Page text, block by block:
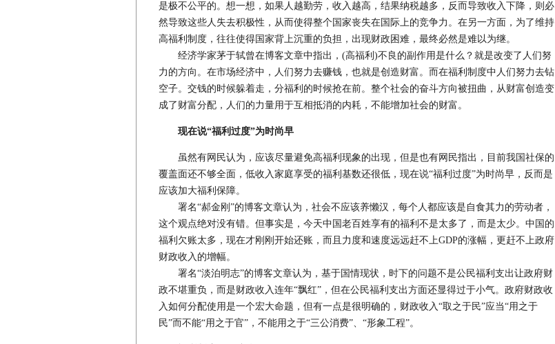
是极不公平的。想一想，如果人越勤劳，收入越高，结果纳税越多，反而导致收入下降，则必
然导致这些人失去积极性，从而使得整个国家丧失在国际上的竞争力。在另一方面，为了维持
高福利制度，往往使得国家背上沉重的负担，出现财政困难，最终必然是难以为继。
经济学家茅于轼曾在博客文章中指出，(高福利)不良的副作用是什么？就是改变了人们努
力的方向。在市场经济中，人们努力去赚钱，也就是创造财富。而在福利制度中人们努力去钻
空子。交钱的时候躲着走，分福利的时候抢在前。整个社会的奋斗方向被扭曲，从财富创造变
成了财富分配，人们的力量用于互相抵消的内耗，不能增加社会的财富。
现在说“福利过度”为时尚早
虽然有网民认为，应该尽量避免高福利现象的出现，但是也有网民指出，目前我国社保的
覆盖面还不够全面，低收入家庭享受的福利基数还很低，现在说“福利过度”为时尚早，反而是
应该加大福利保障。
署名“郝金刚”的博客文章认为，社会不应该养懒汉，每个人都应该是自食其力的劳动者，
这个观点绝对没有错。但事实是，今天中国老百姓享有的福利不是太多了，而是太少。中国的
福利欠账太多，现在才刚刚开始还账，而且力度和速度远远赶不上GDP的涨幅，更赶不上政府
财政收入的增幅。
署名“淡泊明志”的博客文章认为，基于国情现状，时下的问题不是公民福利支出让政府财
政不堪重负，而是财政收入连年“飘红”，但在公民福利支出方面还显得过于小气。政府财政收
入如何分配使用是一个宏大命题，但有一点是很明确的，财政收入“取之于民”应当“用之于
民”而不能“用之于官”，不能用之于“三公消费”、“形象工程”。